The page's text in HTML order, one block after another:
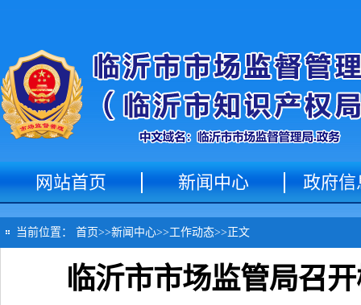
网站首页 新闻中心 政府信
当前位置： 首页>>新闻中心>>工作动态>> 正文
临沂市市场监管局召